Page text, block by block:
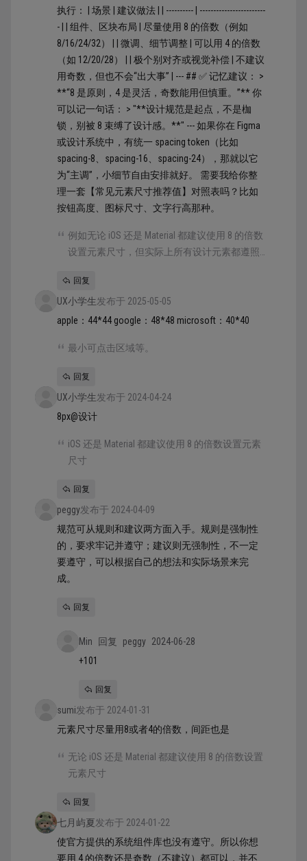
执行： | 场景 | 建议做法 | | ---------- | ------------------------
- | | 组件、区块布局 | 尽量使用 8 的倍数（例如
8/16/24/32） | | 微调、细节调整 | 可以用 4 的倍数
（如 12/20/28） | | 极个别对齐或视觉补偿 | 不建议
用奇数，但也不会“出大事” | --- ## ✅ 记忆建议： >
**“8 是原则，4 是灵活，奇数能用但慎重。”** 你
可以记一句话： > "**设计规范是起点，不是枷
锁，别被 8 束缚了设计感。**" --- 如果你在 Figma
或设计系统中，有统一 spacing token（比如
spacing-8、spacing-16、spacing-24），那就以它
为“主调”，小细节自由安排就好。 需要我给你整
理一套【常见元素尺寸推荐值】对照表吗？比如
按钮高度、图标尺寸、文字行高那种。
例如无论 iOS 还是 Material 都建议使用 8 的倍数
设置元素尺寸，但实际上所有设计元素都遵照
件库也没有遵守。所以你想要用 4 的倍数还是
奇数（不建议）都可以，并不会对实际的开发
和落地造成决定性影响。
回复
UX小学生发布于 2025-05-05
apple：44*44 google：48*48 microsoft：40*40
最小可点击区域等。
回复
UX小学生发布于 2024-04-24
8px@设计
iOS 还是 Material 都建议使用 8 的倍数设置元素
尺寸
回复
peggy发布于 2024-04-09
规范可从规则和建议两方面入手。规则是强制性
的，要求牢记并遵守；建议则无强制性，不一定
要遵守，可以根据自己的想法和实际场景来完
成。
回复
Min 回复 peggy 2024-06-28
+101
回复
sumi发布于 2024-01-31
元素尺寸尽量用8或者4的倍数，间距也是
无论 iOS 还是 Material 都建议使用 8 的倍数设置
元素尺寸
回复
七月屿夏发布于 2024-01-22
使官方提供的系统组件库也没有遵守。所以你想
要用 4 的倍数还是奇数（不建议）都可以，并不